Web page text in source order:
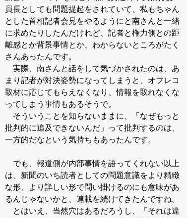
員長としても問題提起をされていて、私もちゃん
とした首相記者会見をやるようにと南さんと一緒
に求めたりしたんだけれど、記者と権力側との距
離感とか背景事情とか、わからないところがたく
さんあったんです。
実際、南さんと話をして気づかされたのは、あ
まり記者が対決姿勢になってしまうと、オフレコ
取材に応じてもらえなくなり、情報を取れなくな
ってしまう事情もあるそうで。
そういうことを知らないままに、「なぜもっと
批判的に追及できないんだ」って批判するのは、
一方的だなという気持ちもあったんです。
でも、報道側が内部事情を語ってくれない以上
は、新聞のいち読者としての問題意識をより精緻
な形、より詳しい形で問い掛けるのにも意味があ
るんじゃないかと、連載を続けてきたんですね。
とはいえ、当然穴はあるだろうし、「それは違